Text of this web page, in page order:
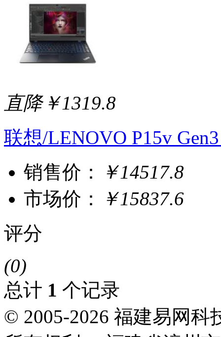
直降￥1319.8
联想/LENOVO P15v
销售价：
￥14517.8
市场价：
￥15837.6
评分
(0)
总计 1 个记录
© 2005-2026 福建易网